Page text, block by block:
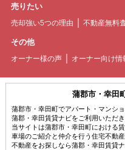
売りたい
売却強い5つの理由 不動産無料
その他
オーナー様の声 オーナー向け情
蒲郡市・幸田
蒲郡市・幸田町でアパート・マンシ
蒲郡・幸田賃貸ナビをご利用いただ
当サイトは蒲郡市・幸田町における
車場のご紹介と仲介を行う住宅不動
不動産をお探しなら蒲郡・幸田賃貸